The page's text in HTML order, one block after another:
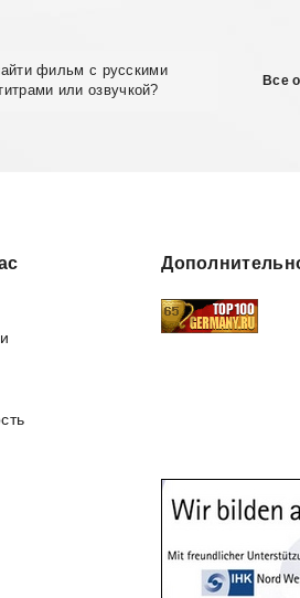
фильм с русскими
или озвучкой?
Все